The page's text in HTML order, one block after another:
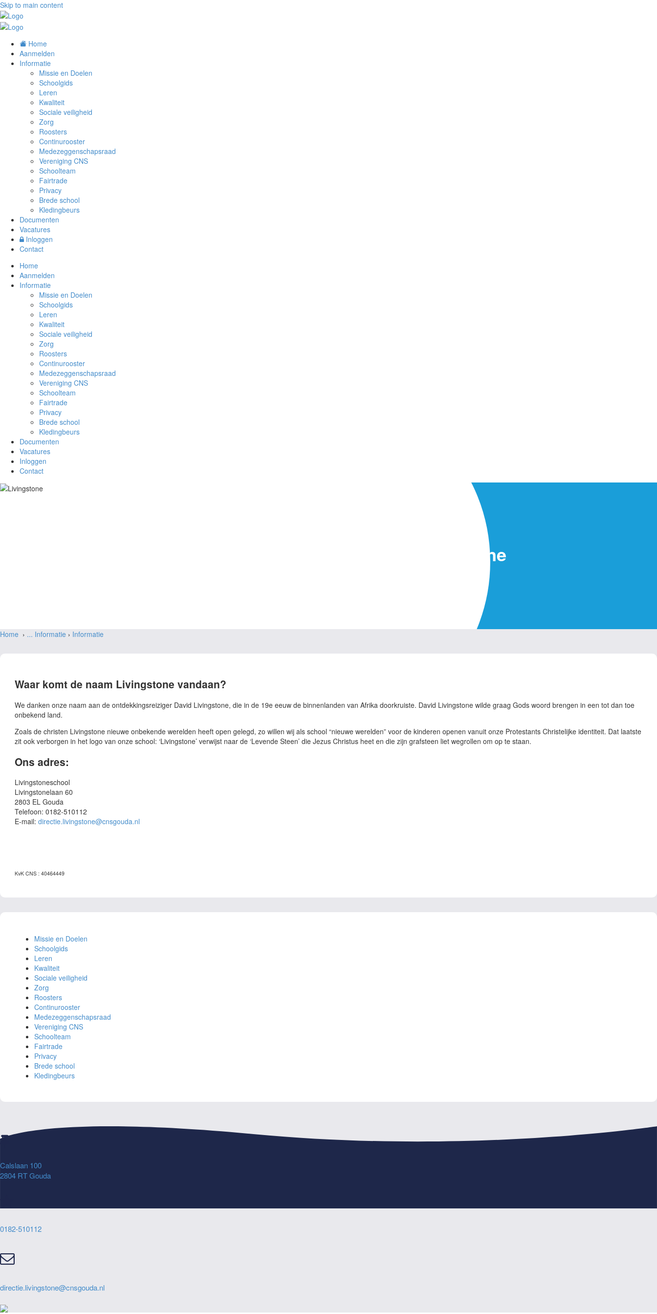
Skip to main content
Home
Aanmelden
Informatie
Missie en Doelen
Schoolgids
Leren
Kwaliteit
Sociale veiligheid
Zorg
Roosters
Continurooster
Medezeggenschapsraad
Vereniging CNS
Schoolteam
Fairtrade
Privacy
Brede school
Kledingbeurs
Documenten
Vacatures
Inloggen
Contact
Home
Aanmelden
Informatie
Missie en Doelen
Schoolgids
Leren
Kwaliteit
Sociale veiligheid
Zorg
Roosters
Continurooster
Medezeggenschapsraad
Vereniging CNS
Schoolteam
Fairtrade
Privacy
Brede school
Kledingbeurs
Documenten
Vacatures
Inloggen
Contact
Livingstone
Home › ... Informatie › Informatie
Waar komt de naam Livingstone vandaan?
We danken onze naam aan de ontdekkingsreiziger David Livingstone, die in de 19e eeuw de binnenlanden van Afrika doorkruiste. David Livingstone wilde graag Gods woord brengen in een tot dan toe
onbekend land.
Zoals de christen Livingstone nieuwe onbekende werelden heeft open gelegd, zo willen wij als school “nieuwe werelden” voor de kinderen openen vanuit onze Protestants Christelijke identiteit. Dat laatste
zit ook verborgen in het logo van onze school: ‘Livingstone’ verwijst naar de ‘Levende Steen’ die Jezus Christus heet en die zijn grafsteen liet wegrollen om op te staan.
Ons adres:
Livingstoneschool
Livingstonelaan 60
2803 EL Gouda
Telefoon: 0182-510112
E-mail: directie.livingstone@cnsgouda.nl
KvK CNS : 40464449
Missie en Doelen
Schoolgids
Leren
Kwaliteit
Sociale veiligheid
Zorg
Roosters
Continurooster
Medezeggenschapsraad
Vereniging CNS
Schoolteam
Fairtrade
Privacy
Brede school
Kledingbeurs
Calslaan 100
2804 RT Gouda
0182-510112
directie.livingstone@cnsgouda.nl